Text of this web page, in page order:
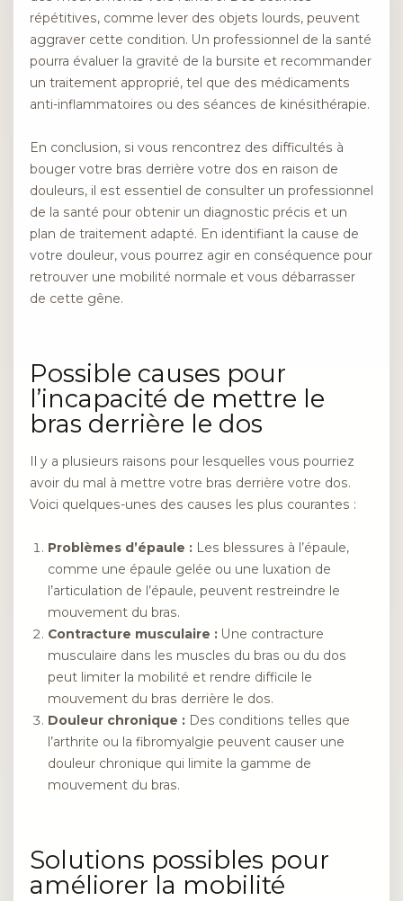
répétitives, comme lever des objets lourds, peuvent
aggraver cette condition. Un professionnel de la santé
pourra évaluer la gravité de la bursite et recommander
un traitement approprié, tel que des médicaments
anti-inflammatoires ou des séances de kinésithérapie.
En conclusion, si vous rencontrez des difficultés à
bouger votre bras derrière votre dos en raison de
douleurs, il est essentiel de consulter un professionnel
de la santé pour obtenir un diagnostic précis et un
plan de traitement adapté. En identifiant la cause de
votre douleur, vous pourrez agir en conséquence pour
retrouver une mobilité normale et vous débarrasser
de cette gêne.
Possible causes pour
l’incapacité de mettre le
bras derrière le dos
Il y a plusieurs raisons pour lesquelles vous pourriez
avoir du mal à mettre votre bras derrière votre dos.
Voici quelques-unes des causes les plus courantes :
Problèmes d’épaule : Les blessures à l’épaule,
comme une épaule gelée ou une luxation de
l’articulation de l’épaule, peuvent restreindre le
mouvement du bras.
Contracture musculaire : Une contracture
musculaire dans les muscles du bras ou du dos
peut limiter la mobilité et rendre difficile le
mouvement du bras derrière le dos.
Douleur chronique : Des conditions telles que
l’arthrite ou la fibromyalgie peuvent causer une
douleur chronique qui limite la gamme de
mouvement du bras.
Solutions possibles pour
améliorer la mobilité